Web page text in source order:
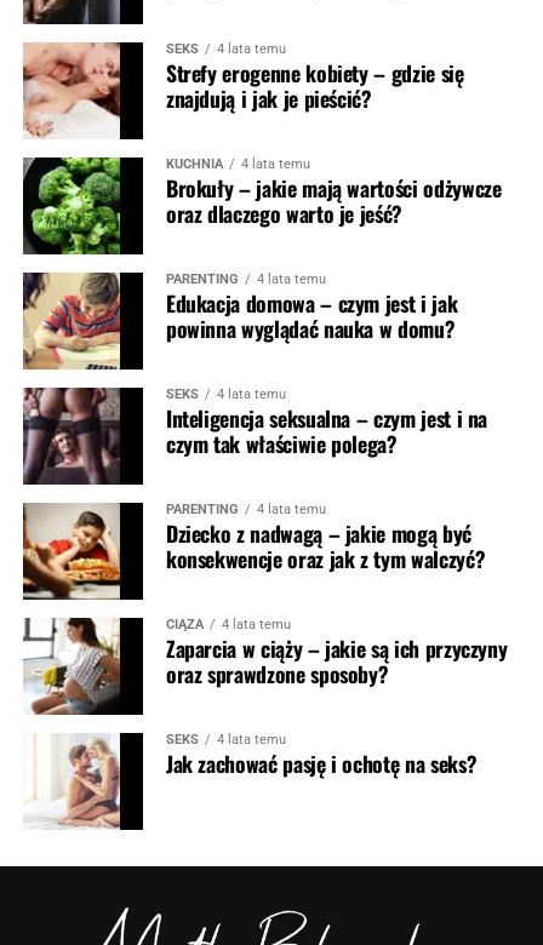
SEKS 4 lata temu
Strefy erogenne kobiety – gdzie się
znajdują i jak je pieścić?
KUCHNIA 4 lata temu
Brokuły – jakie mają wartości odżywcze
oraz dlaczego warto je jeść?
PARENTING 4 lata temu
Edukacja domowa – czym jest i jak
powinna wyglądać nauka w domu?
SEKS 4 lata temu
Inteligencja seksualna – czym jest i na
czym tak właściwie polega?
PARENTING 4 lata temu
Dziecko z nadwagą – jakie mogą być
konsekwencje oraz jak z tym walczyć?
CIĄŻA 4 lata temu
Zaparcia w ciąży – jakie są ich przyczyny
oraz sprawdzone sposoby?
SEKS 4 lata temu
Jak zachować pasję i ochotę na seks?